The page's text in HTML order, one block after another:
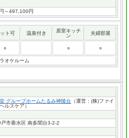
～497,100円
ト可 温泉付き
居室キッチ
ン
夫婦部屋
○ ○ ○
オケルーム
グループホームたるみ神陵台
（運営：(株)ファイ
ルスケア）
市垂水区 南多聞台3-2-2